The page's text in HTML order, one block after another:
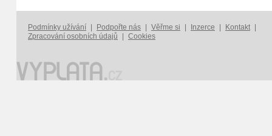
Podmínky užívání Podpořte nás Věřme si Inzerce Kontakt
Zpracování osobních údajů
Cookies